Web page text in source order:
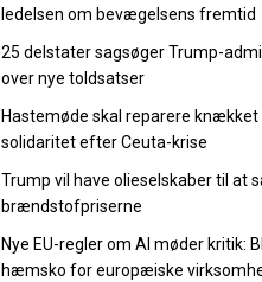
ledelsen om bevægelsens fremtid
25 delstater sagsøger Trump-
over nye toldsatser
Hastemøde skal reparere
solidaritet efter Ceuta-krise
Trump vil have olieselskaber til at
brændstofpriserne
Nye EU-regler om AI møder kritik:
hæmsko for europæiske